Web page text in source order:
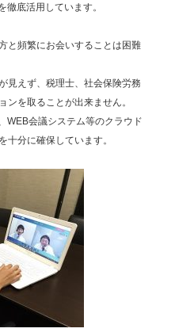
底活用しています。
と頻繁にお会いすることは困難
見えず、税理士、社会保険労務
ンを取ることが出来ません。
WEB会議システム等のクラウド
十分に確保しています。